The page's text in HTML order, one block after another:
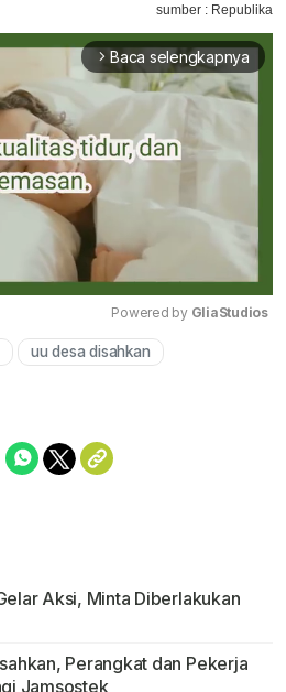
sumber : Republika
arrow_forward_ios Baca selengkapnya
Powered by GliaStudios
uu desa disahkan
Aksi, Minta Diberlakukan
Perangkat dan Pekerja
Jamsostek